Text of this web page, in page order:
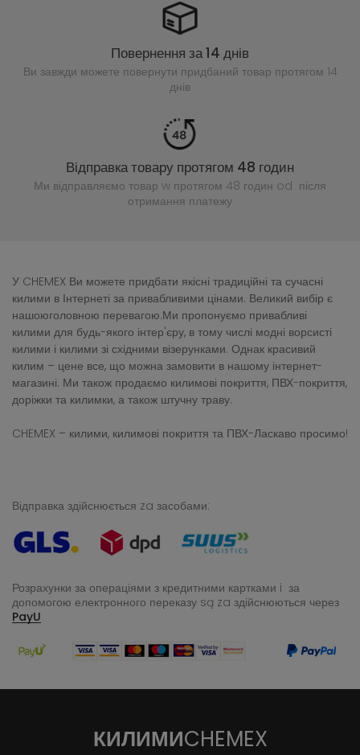
Повернення за 14 днів
Ви завжди можете повернути придбаний товар протягом 14
днів
Відправка товару протягом 48 годин
Ми відправляємо товар w протягом 48 годин od після
отримання платежу
У CHEMEX Ви можете придбати якісні традиційні та сучасні
килими в Інтернеті за привабливими цінами. Великий вибір є
нашоюголовною перевагою.Ми пропонуємо привабливі
килими для будь-якого інтер'єру, в тому числі модні ворсисті
килими і килими зі східними візерунками. Однак красивий
килим – цене все, що можна замовити в нашому інтернет-
магазині. Ми також продаємо килимові покриття, ПВХ-покриття,
доріжки та килимки, а також штучну траву.
CHEMEX – килими, килимові покриття та ПВХ-Ласкаво просимо!
Відправка здійснюється za засобами:
Розрахунки за операціями з кредитними картками i за
допомогою електронного переказу są za здійснюються через
PayU
КИЛИМИCHEMEX